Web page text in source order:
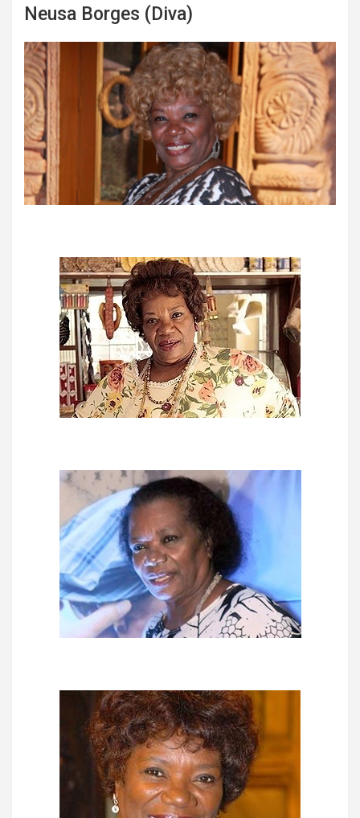
Neusa Borges (Diva)